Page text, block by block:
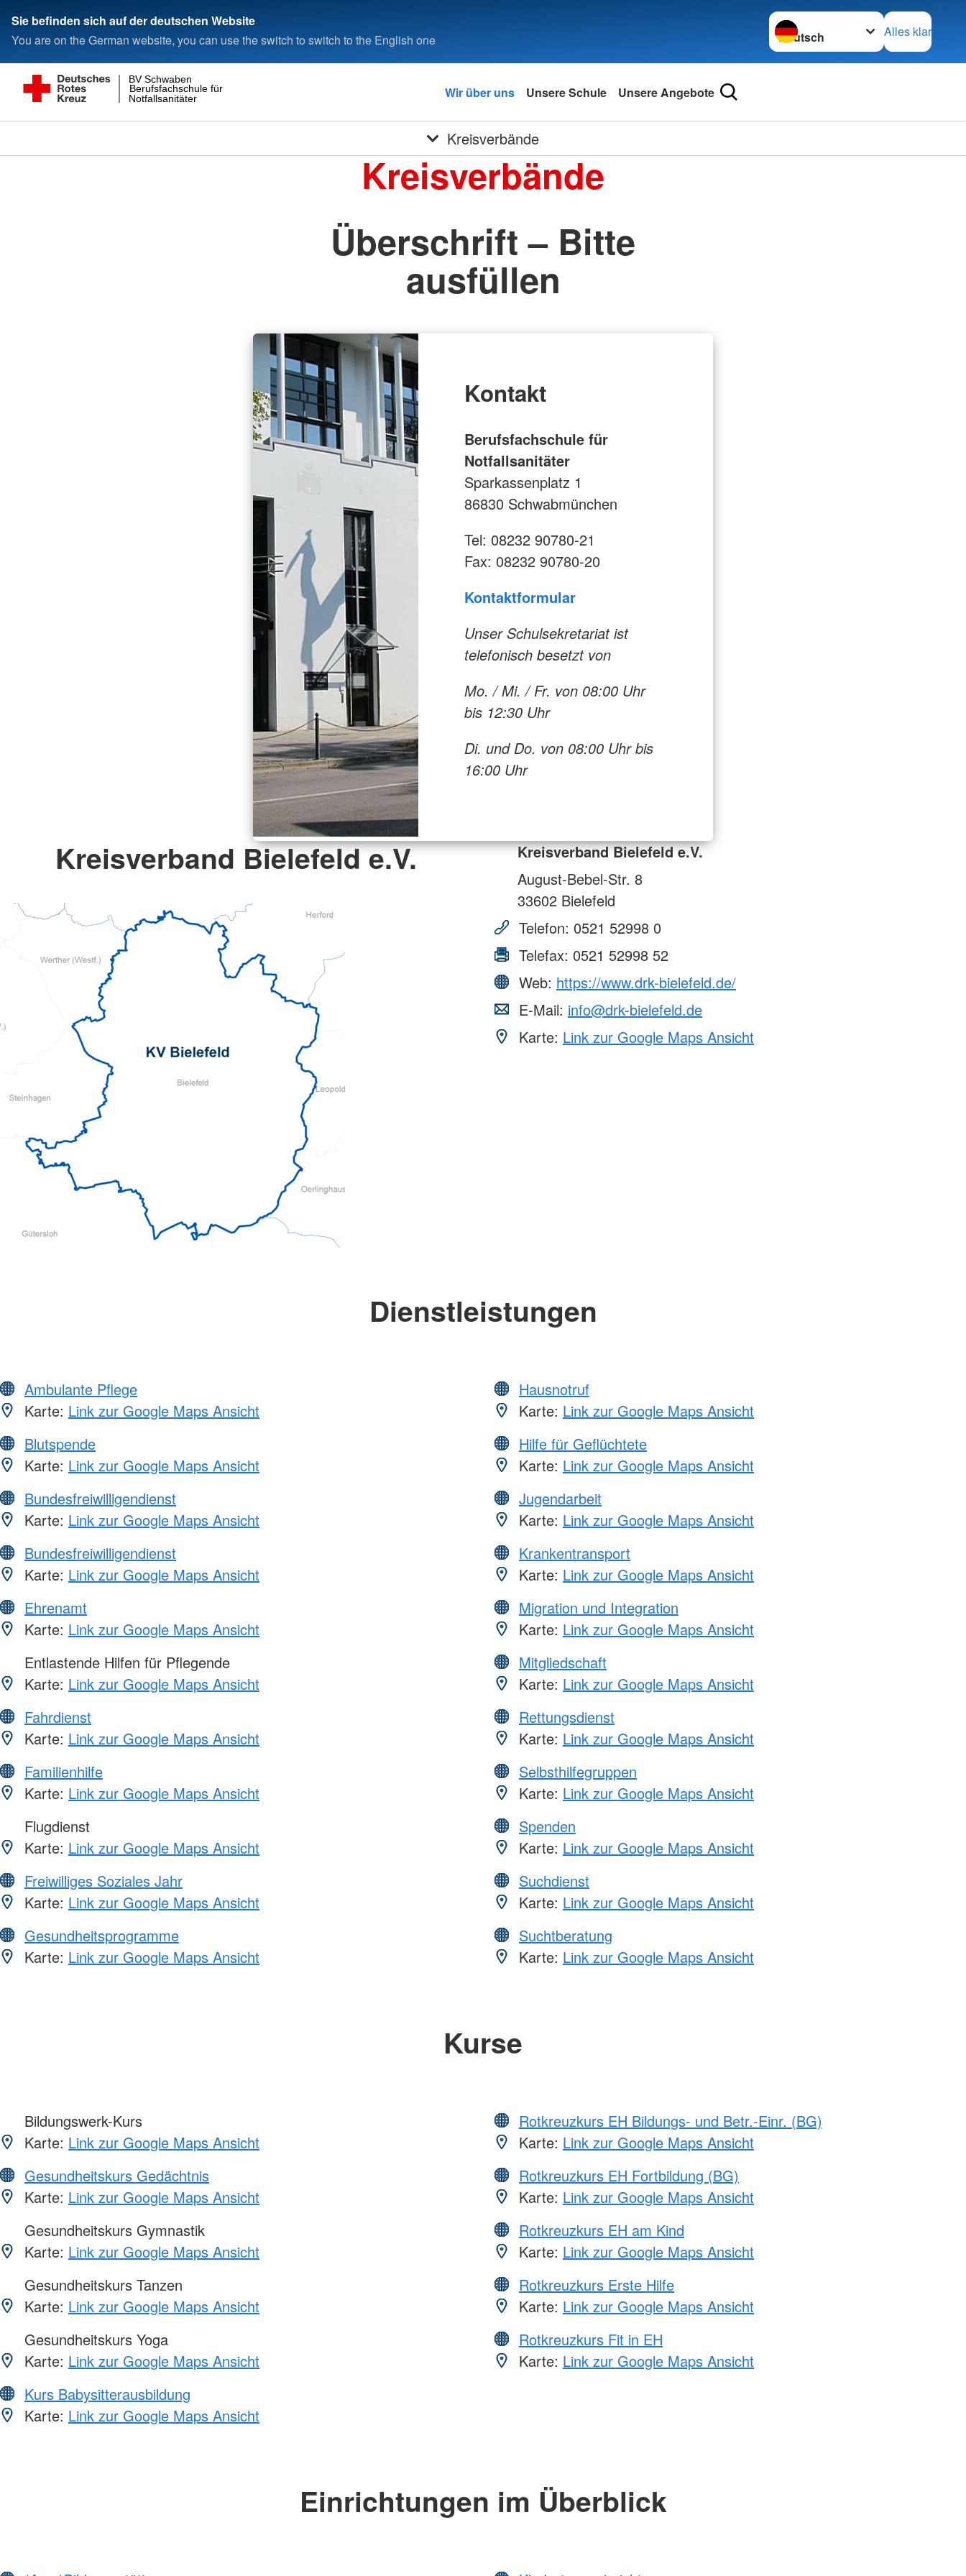
Sie befinden sich auf der deutschen Website
You are on the German website, you can use the switch to switch to the English one
Sprache wechseln zu
Alles klar
Notfallsanitäter
Berufsfachschule für
BV Schwaben
Wir über uns Unsere Schule Unsere Angebote
Kreisverbände
Kreisverbände
Überschrift – Bitte
ausfüllen
Kontakt
Berufsfachschule für
Notfallsanitäter
Sparkassenplatz 1
86830 Schwabmünchen
Tel: 08232 90780-21
Fax: 08232 90780-20
Kontaktformular
Unser Schulsekretariat ist
telefonisch besetzt von
Mo. / Mi. / Fr. von 08:00 Uhr
bis 12:30 Uhr
Di. und Do. von 08:00 Uhr bis
16:00 Uhr
Kreisverband Bielefeld e.V.
Kreisverband Bielefeld e.V.
August-Bebel-Str. 8
33602 Bielefeld
Telefon: 0521 52998 0
Telefax: 0521 52998 52
Web: https://www.drk-bielefeld.de/
E-Mail: info@drk-bielefeld.de
Karte: Link zur Google Maps Ansicht
Dienstleistungen
Ambulante Pflege
Karte: Link zur Google Maps Ansicht
Blutspende
Karte: Link zur Google Maps Ansicht
Bundesfreiwilligendienst
Karte: Link zur Google Maps Ansicht
Bundesfreiwilligendienst
Karte: Link zur Google Maps Ansicht
Ehrenamt
Karte: Link zur Google Maps Ansicht
Entlastende Hilfen für Pflegende
Karte: Link zur Google Maps Ansicht
Fahrdienst
Karte: Link zur Google Maps Ansicht
Familienhilfe
Karte: Link zur Google Maps Ansicht
Flugdienst
Karte: Link zur Google Maps Ansicht
Freiwilliges Soziales Jahr
Karte: Link zur Google Maps Ansicht
Gesundheitsprogramme
Karte: Link zur Google Maps Ansicht
Hausnotruf
Karte: Link zur Google Maps Ansicht
Hilfe für Geflüchtete
Karte: Link zur Google Maps Ansicht
Jugendarbeit
Karte: Link zur Google Maps Ansicht
Krankentransport
Karte: Link zur Google Maps Ansicht
Migration und Integration
Karte: Link zur Google Maps Ansicht
Mitgliedschaft
Karte: Link zur Google Maps Ansicht
Rettungsdienst
Karte: Link zur Google Maps Ansicht
Selbsthilfegruppen
Karte: Link zur Google Maps Ansicht
Spenden
Karte: Link zur Google Maps Ansicht
Suchdienst
Karte: Link zur Google Maps Ansicht
Suchtberatung
Karte: Link zur Google Maps Ansicht
Kurse
Bildungswerk-Kurs
Karte: Link zur Google Maps Ansicht
Gesundheitskurs Gedächtnis
Karte: Link zur Google Maps Ansicht
Gesundheitskurs Gymnastik
Karte: Link zur Google Maps Ansicht
Gesundheitskurs Tanzen
Karte: Link zur Google Maps Ansicht
Gesundheitskurs Yoga
Karte: Link zur Google Maps Ansicht
Kurs Babysitterausbildung
Karte: Link zur Google Maps Ansicht
Rotkreuzkurs EH Bildungs- und Betr.-Einr. (BG)
Karte: Link zur Google Maps Ansicht
Rotkreuzkurs EH Fortbildung (BG)
Karte: Link zur Google Maps Ansicht
Rotkreuzkurs EH am Kind
Karte: Link zur Google Maps Ansicht
Rotkreuzkurs Erste Hilfe
Karte: Link zur Google Maps Ansicht
Rotkreuzkurs Fit in EH
Karte: Link zur Google Maps Ansicht
Einrichtungen im Überblick